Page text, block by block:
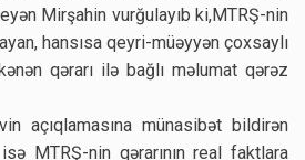
Mirşahin vurğulayıb ki,MTRŞ-nin
hansısa qeyri-müəyyən çoxsaylı
qərarı ilə bağlı məlumat qərəz
münasibət bildirən
MTRŞ-nin qərarının real faktlara